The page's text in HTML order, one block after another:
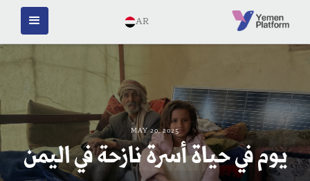
AR
MAY 20, 2025
يوم في حياة أسرة نازحة في اليمن